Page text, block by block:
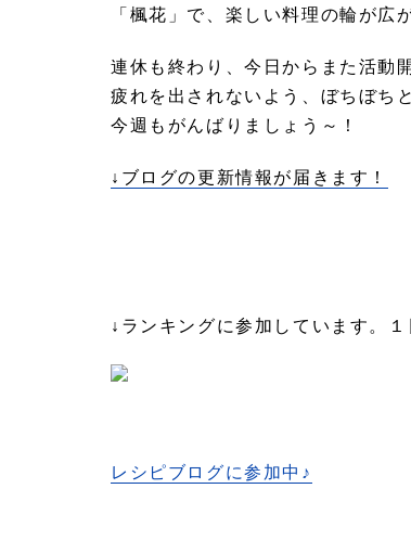
「楓花」で、楽しい料理の輪が広
連休も終わり、今日からまた活動
疲れを出されないよう、ぼちぼちと
今週もがんばりましょう～！
↓ブログの更新情報が届きます！
↓ランキングに参加しています。
レシピブログに参加中♪